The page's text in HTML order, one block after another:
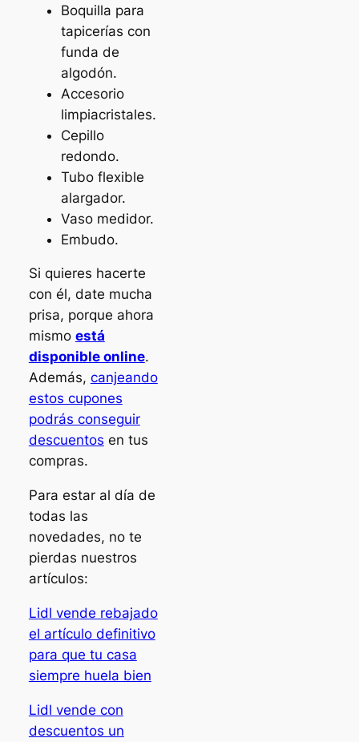
Boquilla para
tapicerías con
funda de
algodón.
Accesorio
limpiacristales.
Cepillo
redondo.
Tubo flexible
alargador.
Vaso medidor.
Embudo.
Si quieres hacerte
con él, date mucha
prisa, porque ahora
mismo está
disponible online.
Además, canjeando
estos cupones
podrás conseguir
descuentos en tus
compras.
Para estar al día de
todas las
novedades, no te
pierdas nuestros
artículos:
Lidl vende rebajado
el artículo definitivo
para que tu casa
siempre huela bien
Lidl vende con
descuentos un